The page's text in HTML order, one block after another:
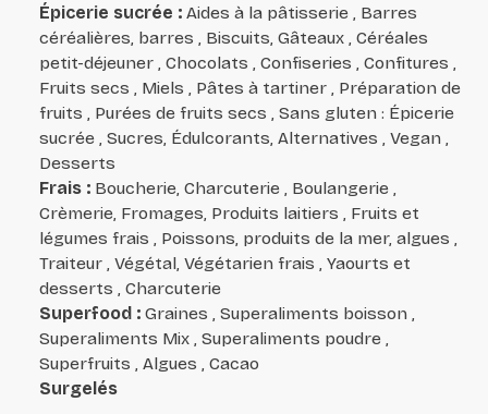
Épicerie sucrée : Aides à la pâtisserie , Barres
céréalières, barres , Biscuits, Gâteaux , Céréales
petit-déjeuner , Chocolats , Confiseries , Confitures ,
Fruits secs , Miels , Pâtes à tartiner , Préparation de
fruits , Purées de fruits secs , Sans gluten : Épicerie
sucrée , Sucres, Édulcorants, Alternatives , Vegan ,
Desserts
Frais : Boucherie, Charcuterie , Boulangerie ,
Crèmerie, Fromages, Produits laitiers , Fruits et
légumes frais , Poissons, produits de la mer, algues ,
Traiteur , Végétal, Végétarien frais , Yaourts et
desserts , Charcuterie
Superfood : Graines , Superaliments boisson ,
Superaliments Mix , Superaliments poudre ,
Superfruits , Algues , Cacao
Surgelés